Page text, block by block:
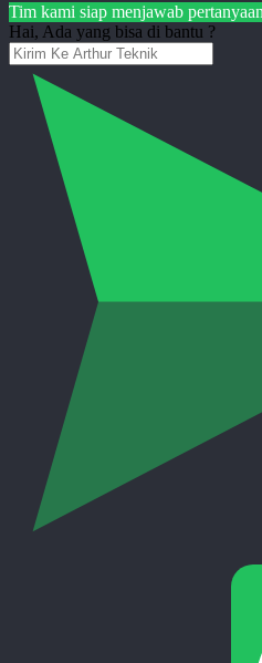
Tim kami siap menjawab
Hai, Ada yang bisa di bantu ?